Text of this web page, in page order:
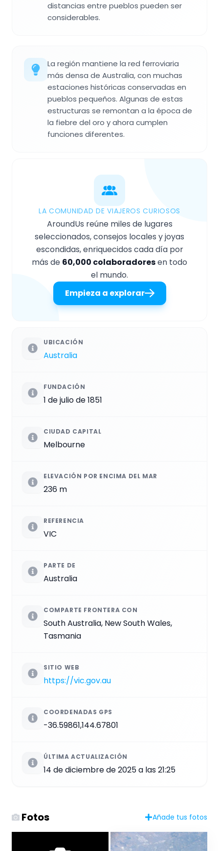
distancias entre pueblos pueden ser
considerables.
La región mantiene la red ferroviaria
más densa de Australia, con muchas
estaciones históricas conservadas en
pueblos pequeños. Algunas de estas
estructuras se remontan a la época de
la fiebre del oro y ahora cumplen
funciones diferentes.
LA COMUNIDAD DE VIAJEROS CURIOSOS
AroundUs reúne miles de lugares
seleccionados, consejos locales y joyas
escondidas, enriquecidos cada día por
más de 60,000 colaboradoresen todo
el mundo.
Empieza a explorar
UBICACIÓN
Australia
FUNDACIÓN
1 de julio de 1851
CIUDAD CAPITAL
Melbourne
ELEVACIÓN POR ENCIMA DEL MAR
236 m
REFERENCIA
VIC
PARTE DE
Australia
COMPARTE FRONTERA CON
South Australia, New South Wales,
Tasmania
SITIO WEB
https://vic.gov.au
COORDENADAS GPS
-36.59861,144.67801
ÚLTIMA ACTUALIZACIÓN
14 de diciembre de 2025 a las 21:25
Fotos Añade tus fotos